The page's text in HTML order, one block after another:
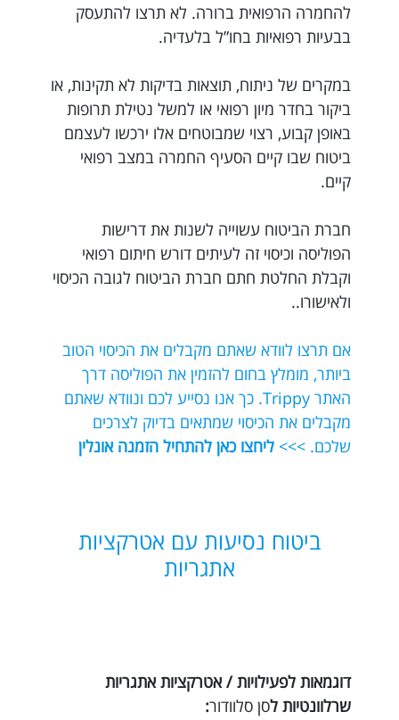
להחמרה הרפואית ברורה. לא תרצו להתעסק
בבעיות רפואיות בחו”ל בלעדיה.
במקרים של ניתוח, תוצאות בדיקות לא תקינות, או
ביקור בחדר מיון רפואי או למשל נטילת תרופות
באופן קבוע, רצוי שמבוטחים אלו ירכשו לעצמם
ביטוח שבו קיים הסעיף החמרה במצב רפואי
קיים.
חברת הביטוח עשוייה לשנות את דרישות
הפוליסה וכיסוי זה לעיתים דורש חיתום רפואי
וקבלת החלטת חתם חברת הביטוח לגובה הכיסוי
ולאישורו..
אם תרצו לוודא שאתם מקבלים את הכיסוי הטוב
ביותר, מומלץ בחום להזמין את הפוליסה דרך
האתר Trippy. כך אנו נסייע לכם ונוודא שאתם
מקבלים את הכיסוי שמתאים בדיוק לצרכים
שלכם. >>> ליחצו כאן להתחיל הזמנה אונלין
ביטוח נסיעות עם אטרקציות
אתגריות
דוגמאות לפעילויות / אטרקציות אתגריות
שרלוונטיות לסן סלוודור: